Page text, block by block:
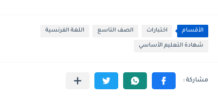
الأقسام اختبارات الصف التاسع اللغة الفرنسية
شهادة التعليم الأساسي